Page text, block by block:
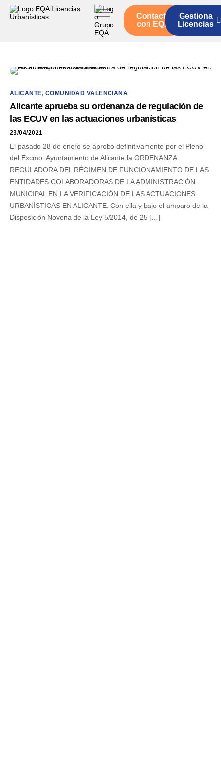
Servicios
Contacto
con EQA
Gestiona
Licencias
ALICANTE, COMUNIDAD VALENCIANA
Alicante aprueba su ordenanza de regulación de
las ECUV en las actuaciones urbanísticas
23/04/2021
El pasado 28 de enero se aprobó definitivamente por el Pleno
del Excmo. Ayuntamiento de Alicante la ORDENANZA
REGULADORA DEL RÉGIMEN DE FUNCIONAMIENTO DE LAS
ENTIDADES COLABORADORAS DE LA ADMINISTRACIÓN
MUNICIPAL EN LA VERIFICACIÓN DE LAS ACTUACIONES
URBANÍSTICAS EN ALICANTE. Con ella y bajo el amparo de la
Disposición Novena de la Ley 5/2014, de 25 […]